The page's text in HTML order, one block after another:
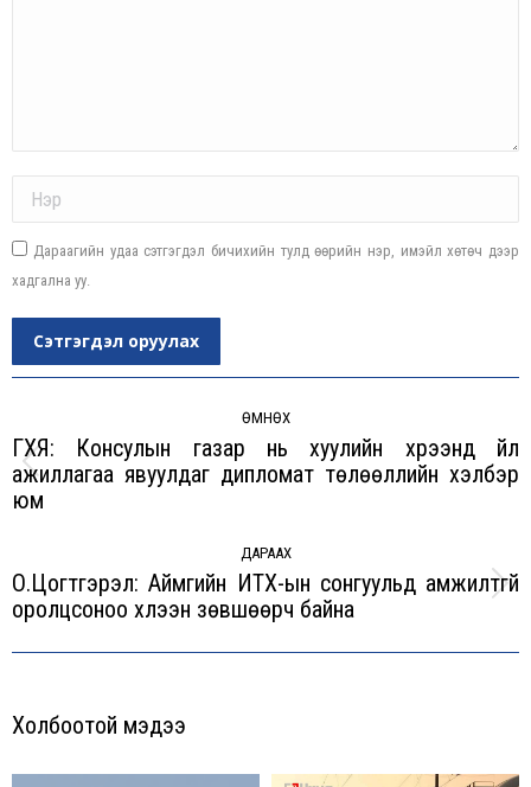
Дараагийн удаа сэтгэгдэл бичихийн тулд өөрийн нэр, имэйл хөтөч дээр
хадгална уу.
Сэтгэгдэл оруулах
ӨМНӨХ
Previous
ГХЯ: Консулын газар нь хуулийн хүрээнд үйл
ажиллагаа явуулдаг дипломат төлөөллийн хэлбэр
юм
ДАРААХ
Next
post:
О.Цогтгэрэл: Аймгийн ИТХ-ын сонгуульд амжилтгүй
оролцсоноо хүлээн зөвшөөрч байна
Холбоотой мэдээ